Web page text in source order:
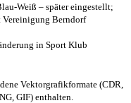
Weiß – später eingestellt;
Vereinigung Berndorf
in Sport Klub
Vektorgrafikformate (CDR,
GIF) enthalten.